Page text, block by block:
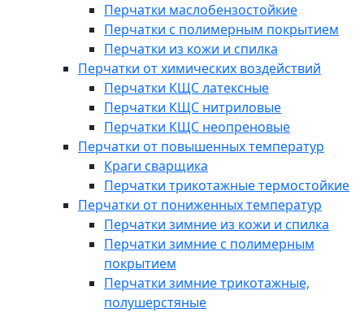
Перчатки маслобензостойкие
Перчатки с полимерным покрытием
Перчатки из кожи и спилка
Перчатки от химических воздействий
Перчатки КЩС латексные
Перчатки КЩС нитриловые
Перчатки КЩС неопреновые
Перчатки от повышенных температур
Краги сварщика
Перчатки трикотажные термостойкие
Перчатки от пониженных температур
Перчатки зимние из кожи и спилка
Перчатки зимние с полимерным
покрытием
Перчатки зимние трикотажные,
полушерстяные